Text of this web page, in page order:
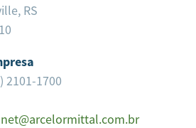
RS
2101-1700